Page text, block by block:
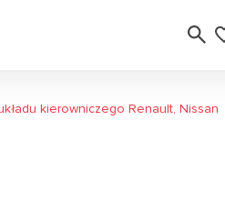
kierowniczego Renault, Nissan